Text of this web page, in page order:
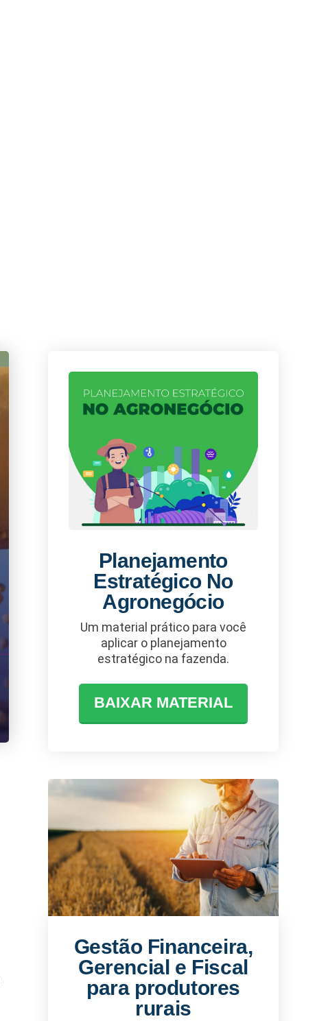
Planejamento
Estratégico No
Agronegócio
Um material prático para você
aplicar o planejamento
estratégico na fazenda.
BAIXAR MATERIAL
Gestão Financeira,
Gerencial e Fiscal
para produtores
rurais